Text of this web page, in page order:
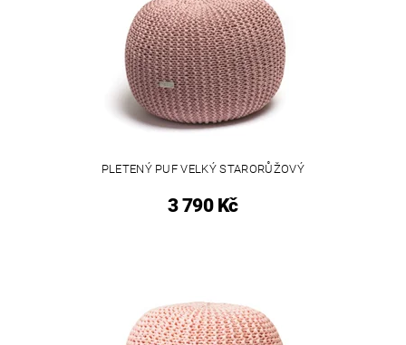
PLETENÝ PUF VELKÝ STARORŮŽOVÝ
3 790 Kč